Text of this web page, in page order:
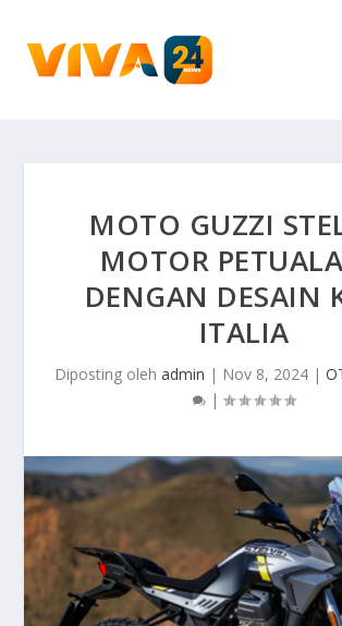
MOTO GUZZI
MOTOR
DENGAN DESAIN
ITALIA
Diposting oleh admin | Nov 8, 2024|
|